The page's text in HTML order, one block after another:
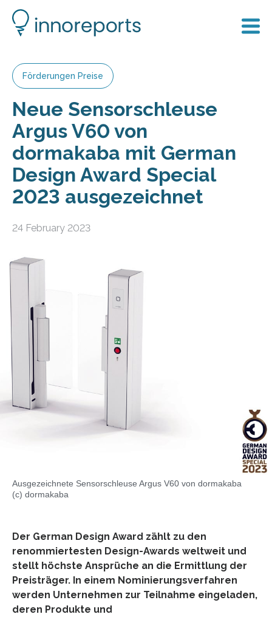
Förderungen Preise
Neue Sensorschleuse
Argus V60 von
dormakaba mit German
Design Award Special
2023 ausgezeichnet
24 February 2023
Ausgezeichnete Sensorschleuse Argus V60 von dormakaba
(c) dormakaba
Der German Design Award zählt zu den
renommiertesten Design-Awards weltweit und
stellt höchste Ansprüche an die Ermittlung der
Preisträger. In einem Nominierungsverfahren
werden Unternehmen zur Teilnahme eingeladen,
deren Produkte und